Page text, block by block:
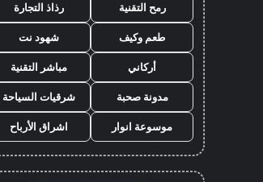
رمح التقنية رذاذ التجارة
طعم وكيف شهود نت
أركاني مباشر التقنية
مدونة صحبة شرقيات السياحة
موسوعة انوار اشراق الأرباح